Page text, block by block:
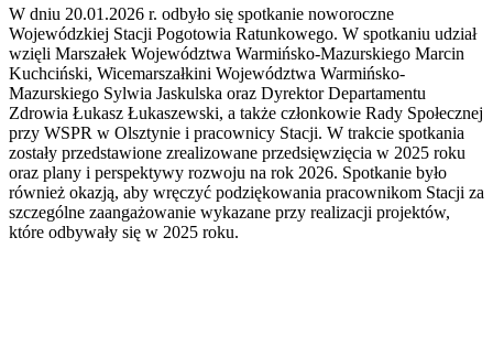
W dniu 20.01.2026 r. odbyło się spotkanie noworoczne
Wojewódzkiej Stacji Pogotowia Ratunkowego. W spotkaniu udział
wzięli Marszałek Województwa Warmińsko-Mazurskiego Marcin
Kuchciński, Wicemarszałkini Województwa Warmińsko-
Mazurskiego Sylwia Jaskulska oraz Dyrektor Departamentu
Zdrowia Łukasz Łukaszewski, a także członkowie Rady Społecznej
przy WSPR w Olsztynie i pracownicy Stacji. W trakcie spotkania
zostały przedstawione zrealizowane przedsięwzięcia w 2025 roku
oraz plany i perspektywy rozwoju na rok 2026. Spotkanie było
również okazją, aby wręczyć podziękowania pracownikom Stacji za
szczególne zaangażowanie wykazane przy realizacji projektów,
które odbywały się w 2025 roku.